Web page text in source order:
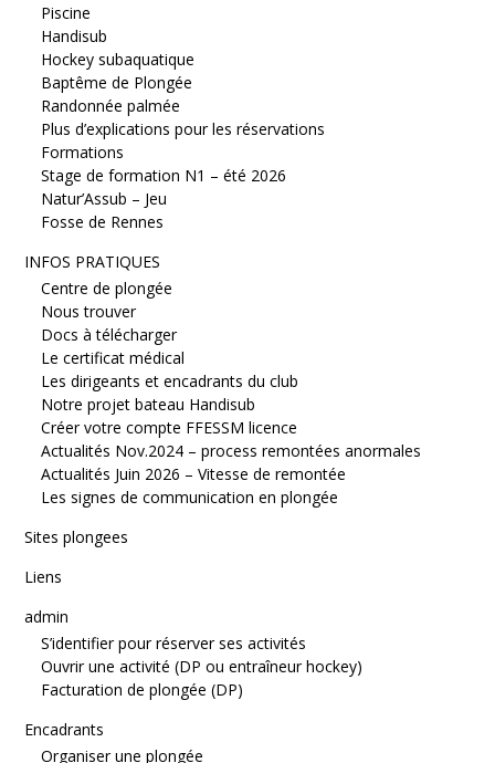
Piscine
Handisub
Hockey subaquatique
Baptême de Plongée
Randonnée palmée
Plus d’explications pour les réservations
Formations
Stage de formation N1 – été 2026
Natur’Assub – Jeu
Fosse de Rennes
INFOS PRATIQUES
Centre de plongée
Nous trouver
Docs à télécharger
Le certificat médical
Les dirigeants et encadrants du club
Notre projet bateau Handisub
Créer votre compte FFESSM licence
Actualités Nov.2024 – process remontées anormales
Actualités Juin 2026 – Vitesse de remontée
Les signes de communication en plongée
Sites plongees
Liens
admin
S’identifier pour réserver ses activités
Ouvrir une activité (DP ou entraîneur hockey)
Facturation de plongée (DP)
Encadrants
Organiser une plongée